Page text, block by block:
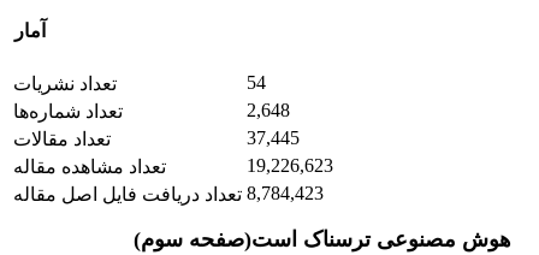
آمار
تعداد نشریات
54
تعداد شماره‌ها
2,648
تعداد مقالات
37,445
تعداد مشاهده مقاله
19,226,623
تعداد دریافت فایل اصل مقاله 8,784,423
هوش مصنوعی ترسناک است(صفحه سوم)